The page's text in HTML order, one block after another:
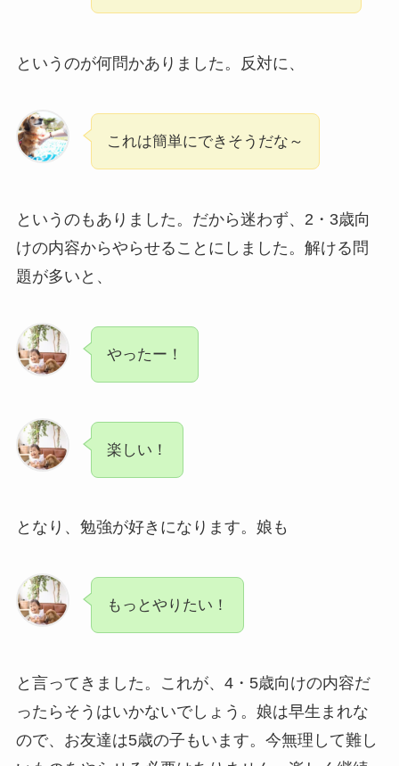
というのが何問かありました。反対に、
これは簡単にできそうだな～
というのもありました。だから迷わず、2・3歳向
けの内容からやらせることにしました。解ける問
題が多いと、
やったー！
楽しい！
となり、勉強が好きになります。娘も
もっとやりたい！
と言ってきました。これが、4・5歳向けの内容だ
ったらそうはいかないでしょう。娘は早生まれな
ので、お友達は5歳の子もいます。今無理して難し